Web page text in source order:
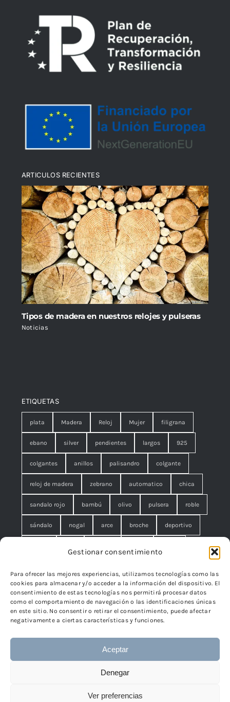
Gestionar consentimiento
Para ofrecer las mejores experiencias, utilizamos tecnologías como las
cookies para almacenar y/o acceder a la información del dispositivo. El
consentimiento de estas tecnologías nos permitirá procesar datos
como el comportamiento de navegación o las identificaciones únicas
en este sitio. No consentir o retirar el consentimiento, puede afectar
negativamente a ciertas características y funciones.
Aceptar
Denegar
Ver preferencias
Declaración de Accesibilidad
Política de cookies (UE)
ARTICULOS RECIENTES
Tipos de madera en nuestros relojes y pulseras
Noticias
ETIQUETAS
plata Madera Reloj Mujer filigrana
ebano silver pendientes largos 925
colgantes anillos palisandro colgante
reloj de madera zebrano automatico chica
sandalo rojo bambú olivo pulsera roble
sándalo nogal arce broche deportivo
brazalete cuadrado rombo filigrana. broche
cisne edelweiss
© 2024 - 2026 • TicSilver